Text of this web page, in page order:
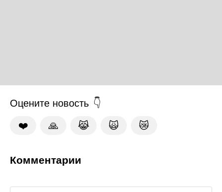
Оцените новость
❤️ 🙏 😹 🙀 😿
Комментарии